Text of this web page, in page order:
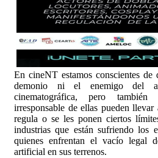
En cineNT estamos conscientes
demonio ni el enemigo del
cinematográfica, pero
irresponsable de ellas pueden
regula o se les ponen ciertos
industrias que están sufriendo los
quienes enfrentan el vacío legal
artificial en sus terrenos.